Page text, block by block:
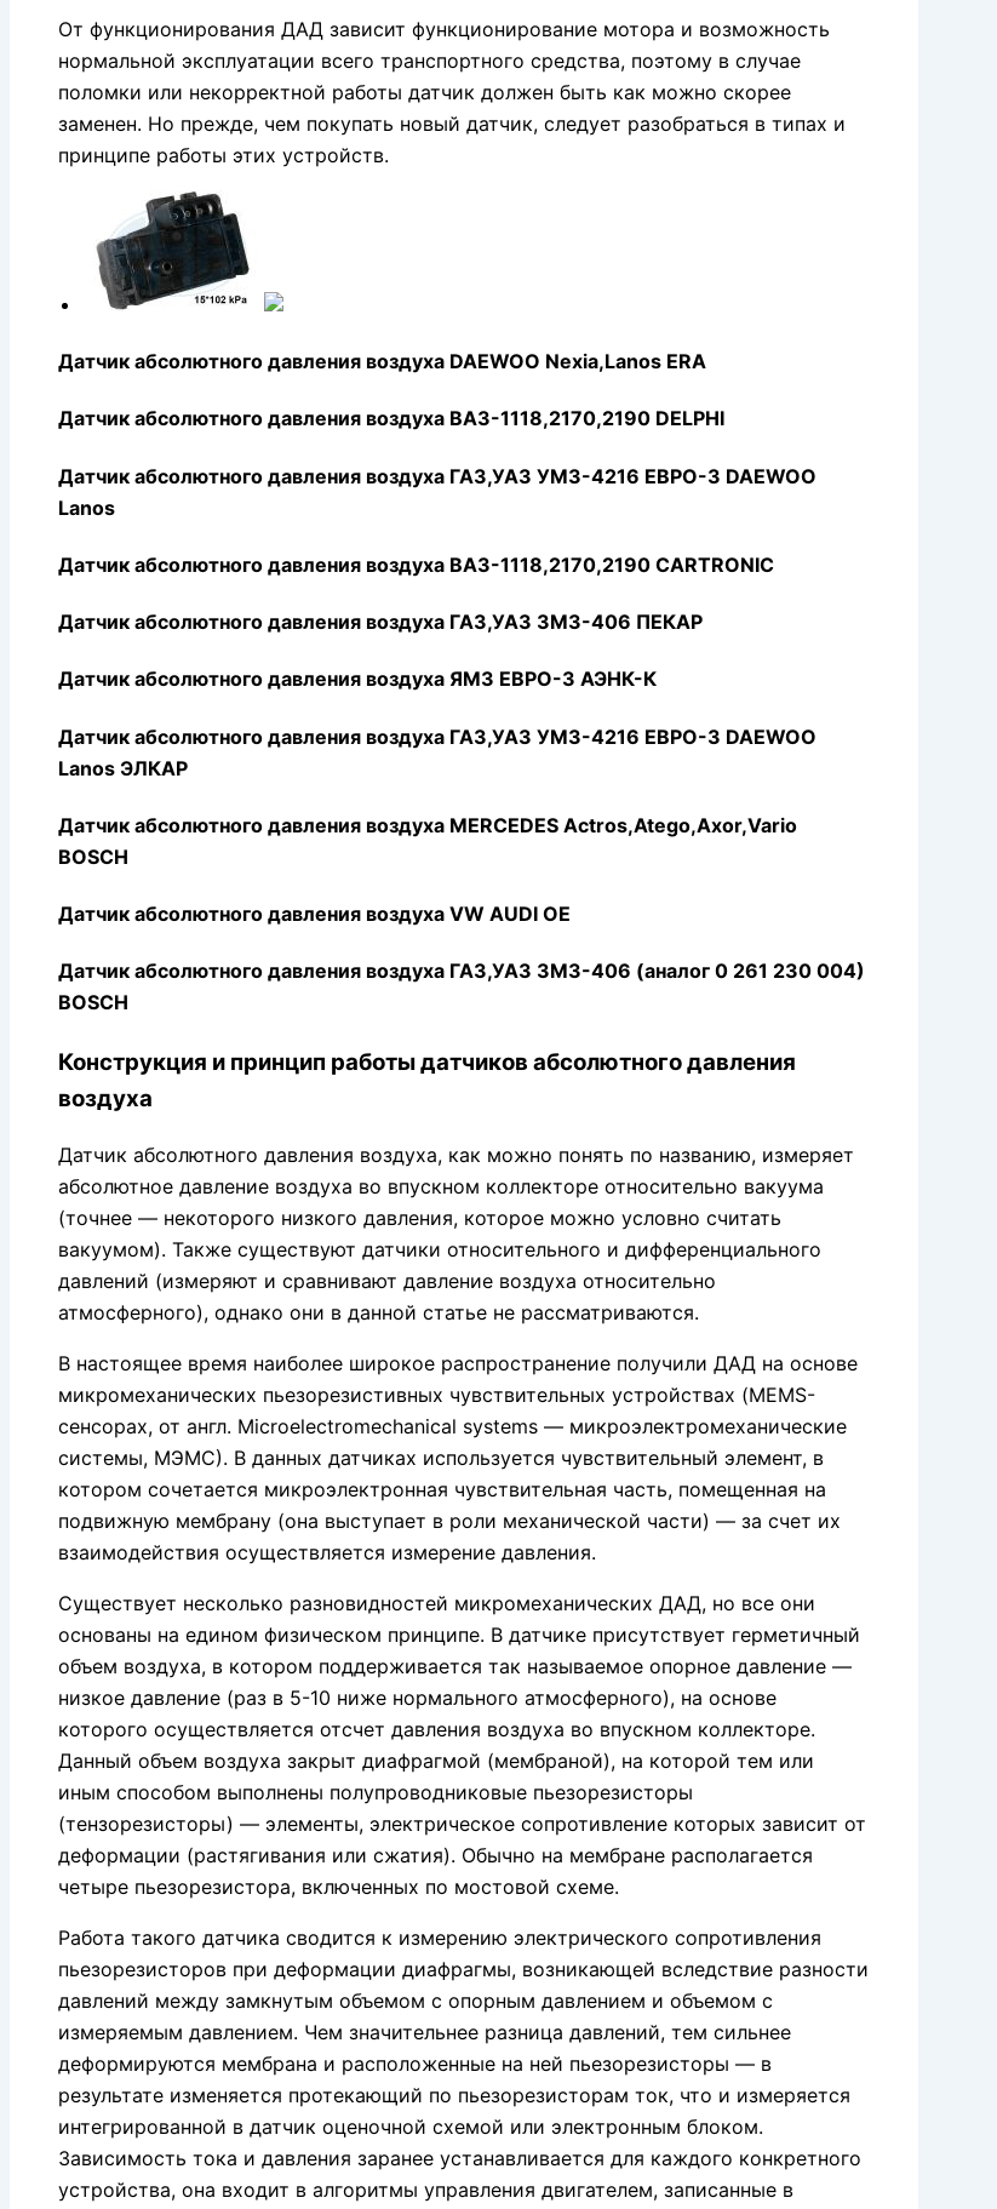
От функционирования ДАД зависит функционирование мотора и возможность
нормальной эксплуатации всего транспортного средства, поэтому в случае
поломки или некорректной работы датчик должен быть как можно скорее
заменен. Но прежде, чем покупать новый датчик, следует разобраться в типах и
принципе работы этих устройств.
Датчик абсолютного давления воздуха DAEWOO Nexia,Lanos ERA
Датчик абсолютного давления воздуха ВАЗ-1118,2170,2190 DELPHI
Датчик абсолютного давления воздуха ГАЗ,УАЗ УМЗ-4216 ЕВРО-3 DAEWOO
Lanos
Датчик абсолютного давления воздуха ВАЗ-1118,2170,2190 CARTRONIC
Датчик абсолютного давления воздуха ГАЗ,УАЗ ЗМЗ-406 ПЕКАР
Датчик абсолютного давления воздуха ЯМЗ ЕВРО-3 АЭНК-К
Датчик абсолютного давления воздуха ГАЗ,УАЗ УМЗ-4216 ЕВРО-3 DAEWOO
Lanos ЭЛКАР
Датчик абсолютного давления воздуха MERCEDES Actros,Atego,Axor,Vario
BOSCH
Датчик абсолютного давления воздуха VW AUDI OE
Датчик абсолютного давления воздуха ГАЗ,УАЗ ЗМЗ-406 (аналог 0 261 230 004)
BOSCH
Конструкция и принцип работы датчиков абсолютного давления
воздуха
Датчик абсолютного давления воздуха, как можно понять по названию, измеряет
абсолютное давление воздуха во впускном коллекторе относительно вакуума
(точнее — некоторого низкого давления, которое можно условно считать
вакуумом). Также существуют датчики относительного и дифференциального
давлений (измеряют и сравнивают давление воздуха относительно
атмосферного), однако они в данной статье не рассматриваются.
В настоящее время наиболее широкое распространение получили ДАД на основе
микромеханических пьезорезистивных чувствительных устройствах (MEMS-
сенсорах, от англ. Microelectromechanical systems — микроэлектромеханические
системы, МЭМС). В данных датчиках используется чувствительный элемент, в
котором сочетается микроэлектронная чувствительная часть, помещенная на
подвижную мембрану (она выступает в роли механической части) — за счет их
взаимодействия осуществляется измерение давления.
Существует несколько разновидностей микромеханических ДАД, но все они
основаны на едином физическом принципе. В датчике присутствует герметичный
объем воздуха, в котором поддерживается так называемое опорное давление —
низкое давление (раз в 5-10 ниже нормального атмосферного), на основе
которого осуществляется отсчет давления воздуха во впускном коллекторе.
Данный объем воздуха закрыт диафрагмой (мембраной), на которой тем или
иным способом выполнены полупроводниковые пьезорезисторы
(тензорезисторы) — элементы, электрическое сопротивление которых зависит от
деформации (растягивания или сжатия). Обычно на мембране располагается
четыре пьезорезистора, включенных по мостовой схеме.
Работа такого датчика сводится к измерению электрического сопротивления
пьезорезисторов при деформации диафрагмы, возникающей вследствие разности
давлений между замкнутым объемом с опорным давлением и объемом с
измеряемым давлением. Чем значительнее разница давлений, тем сильнее
деформируются мембрана и расположенные на ней пьезорезисторы — в
результате изменяется протекающий по пьезорезисторам ток, что и измеряется
интегрированной в датчик оценочной схемой или электронным блоком.
Зависимость тока и давления заранее устанавливается для каждого конкретного
устройства, она входит в алгоритмы управления двигателем, записанные в